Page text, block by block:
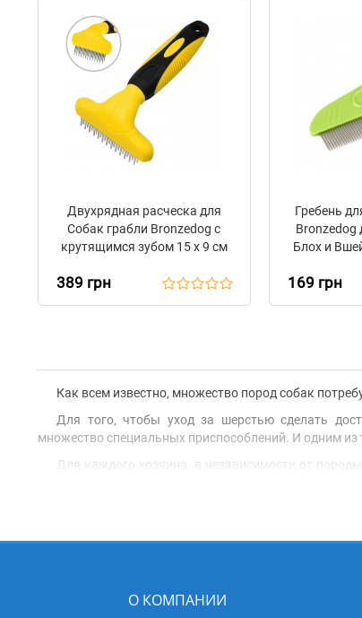
Двухрядная расческа для
Собак грабли Bronzedog с
крутящимся зубом 15 х 9 см
389 грн
Гребень
Bronzedog
Блох и
169 грн
Как всем известно, множество пород собак
Для того, чтобы уход за шерстью сделать
множество специальных приспособлений. И одним из
Для каждого хозяина, в независимости от
ежедневного ухода за шерстью вашего питомца, что
любимца в порядок.
пластиковая ручка с противоскользящим
О КОМПАНИИ